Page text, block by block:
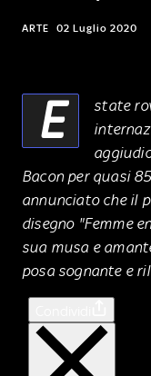
ARTE 02 Luglio 2020
E
state
Bacon per quasi
annunciato che il
disegno "Femme
sua musa e
posa sognante e